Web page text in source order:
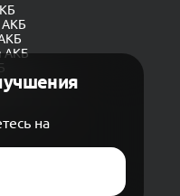
на
АКБ
АКБ